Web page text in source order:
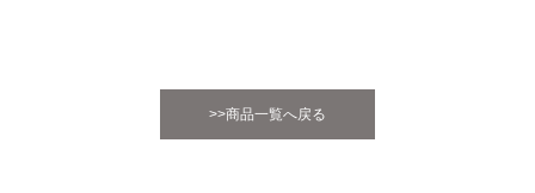
>>商品一覧へ戻る